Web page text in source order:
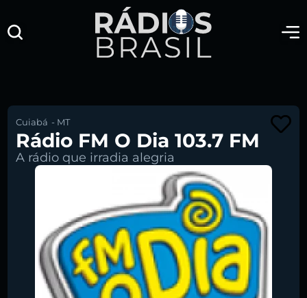
Cuiabá - MT
Rádio FM O Dia 103.7 FM
A rádio que irradia alegria